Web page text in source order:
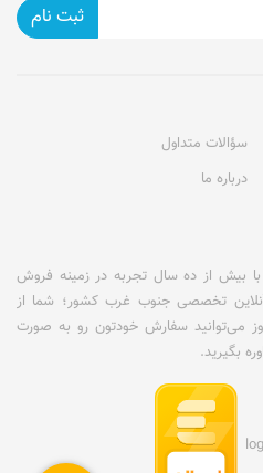
ثبت نام
سؤالات متداول
درباره ما
با بیش از ده سال تجربه در زمینه فروش
آنلاین تخصصی جنوب غرب کشور؛ شما از
می‌توانید سفارش خودتون رو به صورت
بگیرید.